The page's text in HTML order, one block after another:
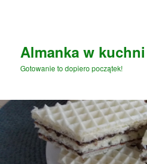
Almanka w
Gotowanie to dopiero początek!